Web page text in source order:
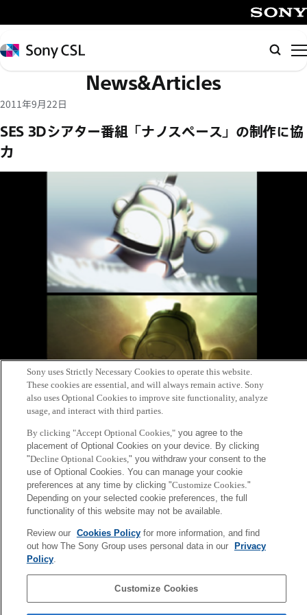
イ
ン
コ
テ
ツ
へ
ス
Sony
CSL
検
索
News&Articles
2011年9月22日
SES 3Dシアター番組「ナノスペース」の制作に協
力
のフルCG番組「ナノスペース」の制作にCSL研究員白石医師が協力していま
す。お台場に行かれる際は是非一度ご覧下さい。
3Dシアター「ナノスペース」（上演時間：約10分）
http://www.sonyexplorascience.jp/contents/theater.html#nanospace
Sony uses Strictly Necessary Cookies to operate this website.
These cookies are essential, and will always remain active. Sony
also uses Optional Cookies to improve site functionality, analyze
usage, and interact with third parties.
By clicking "Accept Optional Cookies,"you agree to the
placement of Optional Cookies on your device. By clicking
"Decline Optional Cookies," you withdraw your consent to the
use of Optional Cookies. You can manage your cookie
preferences at any time by clicking "Customize Cookies."
Depending on your selected cookie preferences, the full
functionality of this website may not be available.
Review our Cookies Policyfor more information, and find
out how The Sony Group uses personal data in our
Privacy
Policy.
Customize Cookies